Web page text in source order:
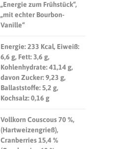
„Energie zum Frühstück“,
„mit echter Bourbon-
Vanille“
Energie: 233 Kcal, Eiweiß:
6,6 g, Fett: 3,6 g,
Kohlenhydrate: 41,14 g,
davon Zucker: 9,23 g,
Ballaststoffe: 5,2 g,
Kochsalz: 0,16 g
Vollkorn Couscous 70 %,
(Hartweizengrieß),
Cranberries 15,4 %